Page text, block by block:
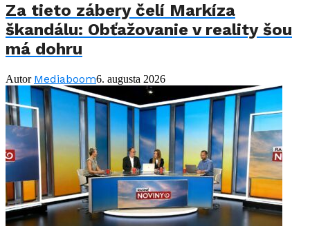
Za tieto zábery čelí Markíza
škandálu: Obťažovanie v reality šou
má dohru
Autor Mediaboom6. augusta 2026